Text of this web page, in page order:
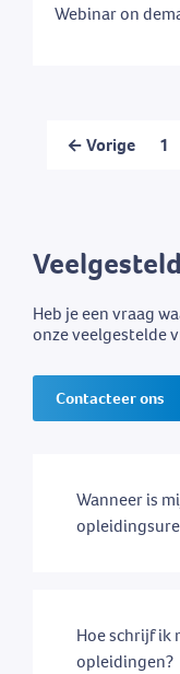
Webinar on
← Vorige 1
Heb je een vraag
onze veelgestelde
Contacteer ons
Wanneer is
Hoe schrijf ik
opleidingen?